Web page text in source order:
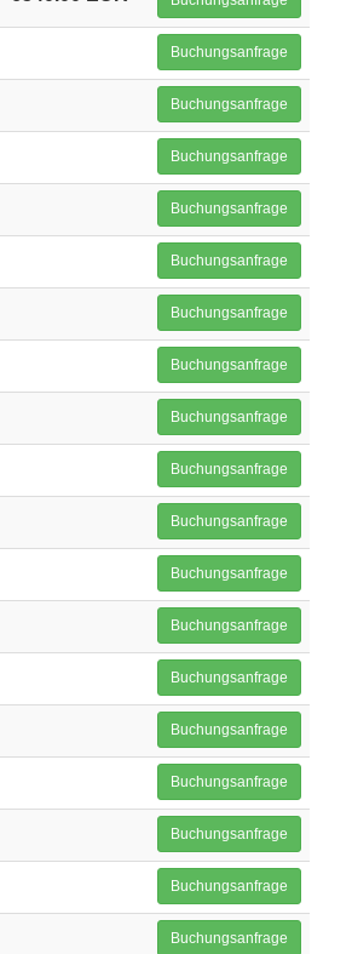
Buchungsanfrage
Buchungsanfrage
Buchungsanfrage
Buchungsanfrage
Buchungsanfrage
Buchungsanfrage
Buchungsanfrage
Buchungsanfrage
Buchungsanfrage
Buchungsanfrage
Buchungsanfrage
Buchungsanfrage
Buchungsanfrage
Buchungsanfrage
Buchungsanfrage
Buchungsanfrage
Buchungsanfrage
Buchungsanfrage